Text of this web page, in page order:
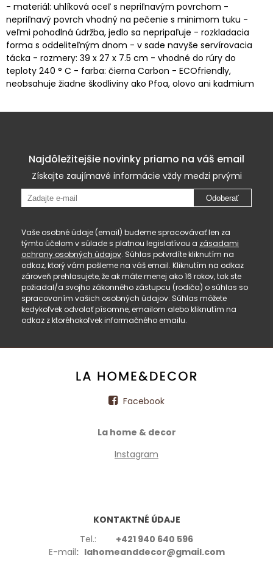
- materiál: uhlíková oceľ s nepriľnavým povrchom -
nepriľnavý povrch vhodný na pečenie s minimom tuku -
veľmi pohodlná údržba, jedlo sa nepripaľuje - rozkladacia
forma s oddeliteľným dnom - v sade navyše servírovacia
tácka - rozmery: 39 x 27 x 7.5 cm - vhodné do rúry do
teploty 240 ° C - farba: čierna Carbon - ECOfriendly,
neobsahuje žiadne škodliviny ako Pfoa, olovo ani kadmium
Najdôležitejšie novinky priamo na váš email
Získajte zaujímavé informácie vždy medzi prvými
Odoberať
Vaše osobné údaje (email) budeme spracovávať len za
týmto účelom v súlade s platnou legislatívou a zásadami
ochrany osobných údajov. Súhlas potvrdíte kliknutím na
odkaz, ktorý vám pošleme na váš email. Kliknutím na odkaz
zároveň prehlasujete, že ak máte menej ako 16 rokov, tak ste
požiadal/a svojho zákonného zástupcu (rodiča) o súhlas so
spracovaním vašich osobných údajov. Súhlas môžete
kedykoľvek odvolať písomne, emailom alebo kliknutím na
odkaz z ktoréhokoľvek informačného emailu.
Facebook
La home & decor
Instagram
KONTAKTNÉ ÚDAJE
Tel.: +421 940 640 596
E-mail: lahomeanddecor@gmail.com